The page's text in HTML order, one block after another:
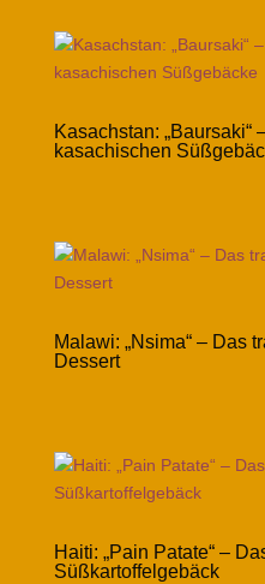
Kasachstan: „Baursaki“
kasachischen
Malawi: „Nsima“ – Das
Dessert
Haiti: „Pain Patate“ –
Süßkartoffelgebäck